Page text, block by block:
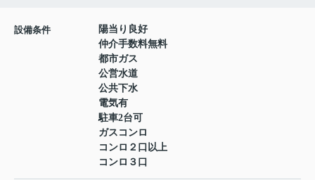
設備条件
陽当り良好
仲介手数料無料
都市ガス
公営水道
公共下水
電気有
駐車2台可
ガスコンロ
コンロ２口以上
コンロ３口